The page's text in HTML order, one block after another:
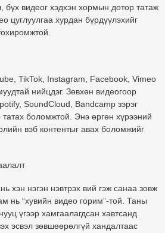
бүх видеог хэдхэн хормын дотор татаж
цуглуулгаа хурдан бүрдүүлэхийг
TikTok, Instagram, Facebook, Vimeo
нийцдэг. Зөвхөн видеогоор
SoundCloud, Bandcamp зэрэг
боломжтой. Энэ өргөн хүрээний
вэб контентыг авах боломжийг
хэн нэгэн нэвтрэх вий гэж санаа зовж
нь “хувийн видео горим”-той. Таны
үгээр хамгаалагдсан хавтсанд
эсвэл зөвшөөрөлгүй хандалтаас